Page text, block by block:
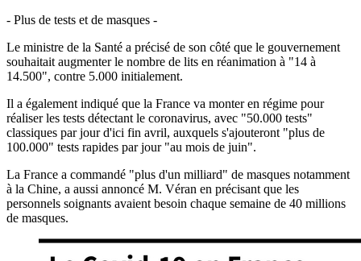
- Plus de tests et de masques -
Le ministre de la Santé a précisé de son côté que le gouvernement
souhaitait augmenter le nombre de lits en réanimation à "14 à
14.500", contre 5.000 initialement.
Il a également indiqué que la France va monter en régime pour
réaliser les tests détectant le coronavirus, avec "50.000 tests"
classiques par jour d'ici fin avril, auxquels s'ajouteront "plus de
100.000" tests rapides par jour "au mois de juin".
La France a commandé "plus d'un milliard" de masques notamment
à la Chine, a aussi annoncé M. Véran en précisant que les
personnels soignants avaient besoin chaque semaine de 40 millions
de masques.